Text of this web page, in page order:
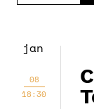
jan
08
18:30